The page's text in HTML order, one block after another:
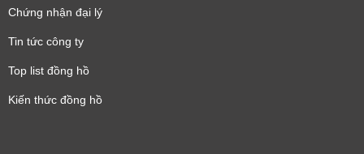
Chứng nhận đại lý
Tin tức công ty
Top list đồng hồ
Kiến thức đồng hồ